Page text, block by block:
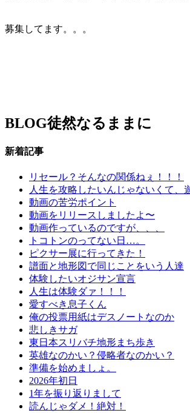
募集してます。。。
BLOG徒然なるままに
新着記事
リセール？そんなの関係ねぇ！！！
人生を攻略したいんじゃないくて、
動画の苦労ポイント
動画をリリースしましたよ〜
動画作っているのですが、、、
トコトンのってない日…。
ピクサー展に行ってきた！
譜面と地形図で同じことをいう人達
体験したいオジサン宣言
人生は体験ダァ！！！
愛すべき息子くん
俺の投票用紙はデスノートなのか
悲しきサガ
東日本スリバチ地形まち歩き
英雄なのかい？侵略者なのかい？
準備を始めましょ。
2026年初日
1年を振り返りまして
読んじゃダメ！絶対！